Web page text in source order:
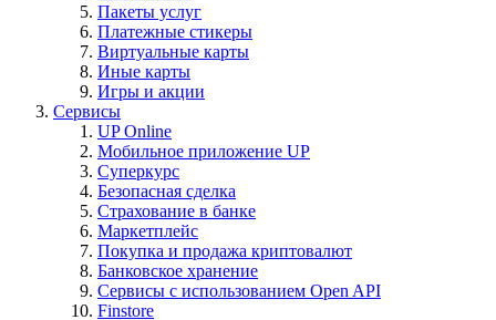
Пакеты услуг
Платежные стикеры
Виртуальные карты
Иные карты
Игры и акции
Сервисы
UP Online
Мобильное приложение UP
Суперкурс
Безопасная сделка
Страхование в банке
Маркетплейс
Покупка и продажа криптовалют
Банковское хранение
Сервисы с использованием Open API
Finstore